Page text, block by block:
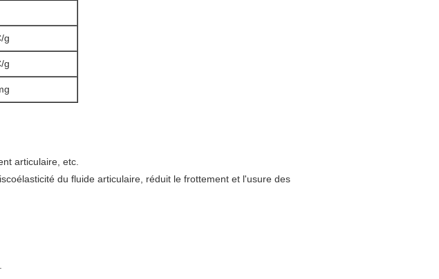
g
g
articulaire, etc.
du fluide articulaire, réduit le frottement et l'usure des